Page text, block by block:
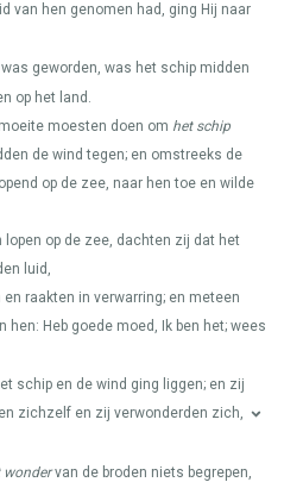
van hen genomen had, ging Hij naar
geworden, was het schip midden
op het land.
moesten doen om het schip
de wind tegen; en omstreeks de
op de zee, naar hen toe en wilde
lopen op de zee, dachten zij dat het
luid,
raakten in verwarring; en meteen
hen: Heb goede moed, Ik ben het; wees
schip en de wind ging liggen; en zij
zichzelf en zij verwonderden zich,
wondervan de broden niets begrepen,